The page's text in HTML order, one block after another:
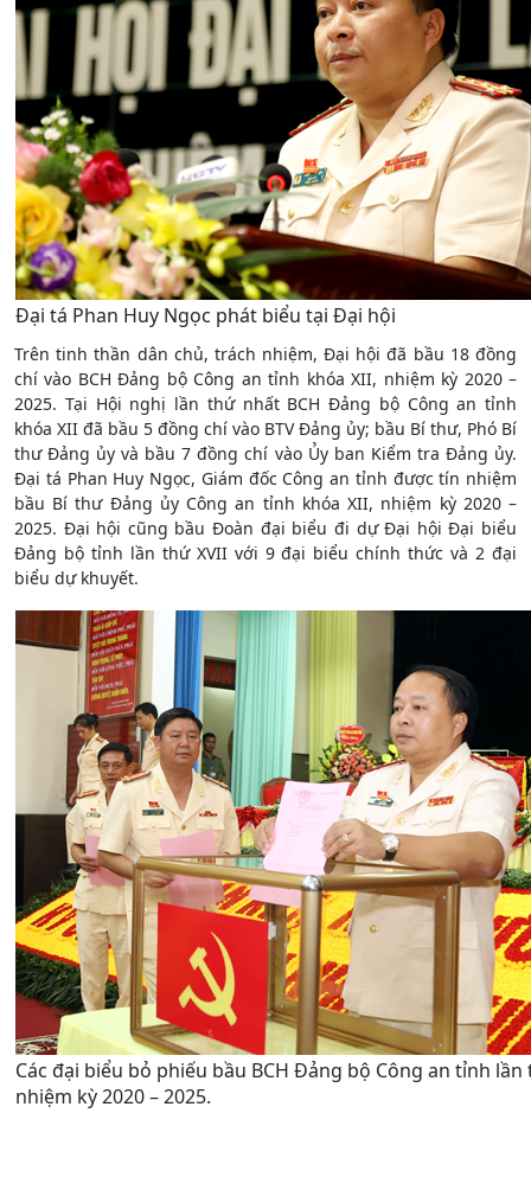
Đại tá Phan Huy Ngọc phát biểu tại Đại hội
Trên tinh thần dân chủ, trách nhiệm, Đại hội đã bầu 18 đồng
chí vào BCH Đảng bộ Công an tỉnh khóa XII, nhiệm kỳ 2020 –
2025. Tại Hội nghị lần thứ nhất BCH Đảng bộ Công an tỉnh
khóa XII đã bầu 5 đồng chí vào BTV Đảng ủy; bầu Bí thư, Phó Bí
thư Đảng ủy và bầu 7 đồng chí vào Ủy ban Kiểm tra Đảng ủy.
Đại tá Phan Huy Ngọc, Giám đốc Công an tỉnh được tín nhiệm
bầu Bí thư Đảng ủy Công an tỉnh khóa XII, nhiệm kỳ 2020 –
2025. Đại hội cũng bầu Đoàn đại biểu đi dự Đại hội Đại biểu
Đảng bộ tỉnh lần thứ XVII với 9 đại biểu chính thức và 2 đại
biểu dự khuyết.
Các đại biểu bỏ phiếu bầu BCH Đảng bộ Công an tỉnh lần
nhiệm kỳ 2020 – 2025.